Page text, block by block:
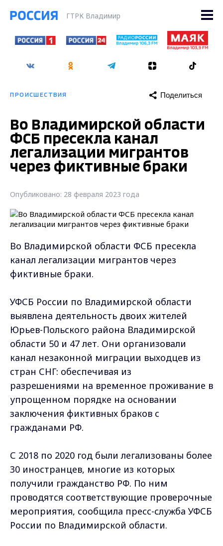
ГТРК Владимир
ПРОИСШЕСТВИЯ Поделиться
Во Владимирской области
ФСБ пресекла канал
легализации мигрантов
через фиктивные браки
Опубликовано: 28 февраля 2023 года
Во Владимирской области ФСБ пресекла
канал легализации мигрантов через
фиктивные браки.
УФСБ России по Владимирской области
выявлена деятельность двоих жителей
Юрьев-Польского района Владимирской
области 50 и 47 лет. Они организовали
канал незаконной миграции выходцев из
стран СНГ: обеспечивая из
разрешениями на временное проживание в
упрощенном порядке на основании
заключения фиктивных браков с
гражданами РФ.
С 2018 по 2020 год были легализованы более
30 иностранцев, многие из которых
получили гражданство РФ. По ним
проводятся соответствующие проверочные
мероприятия, сообщила пресс-служба УФСБ
России по Владимирской области.